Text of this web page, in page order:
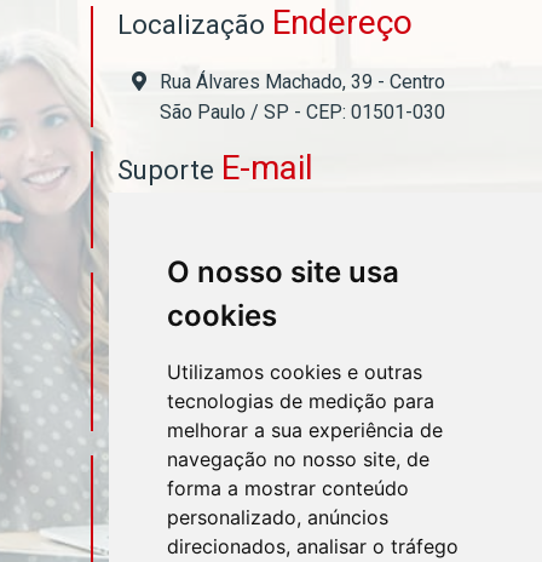
O nosso site usa
cookies
Utilizamos cookies e outras
tecnologias de medição para
melhorar a sua experiência de
navegação no nosso site, de
forma a mostrar conteúdo
personalizado, anúncios
direcionados, analisar o tráfego
Localização Endereço
Rua Álvares Machado, 39 - Centro
São Paulo / SP - CEP: 01501-030
Suporte E-mail
ContatoTelefone
(11) 95580-4449
RedesSociais